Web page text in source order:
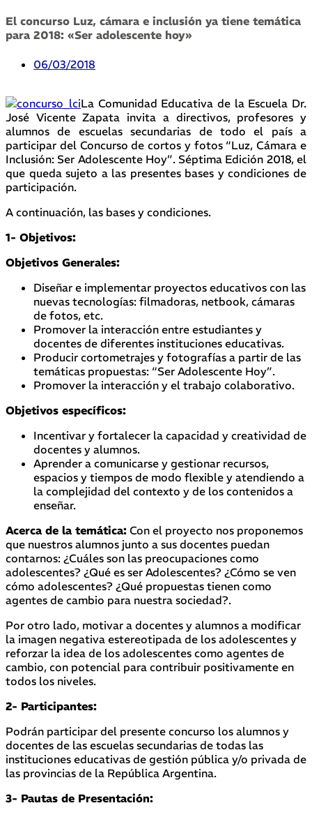
El concurso Luz, cámara e inclusión ya tiene temática
para 2018: «Ser adolescente hoy»
06/03/2018
La Comunidad Educativa de la Escuela Dr.
José Vicente Zapata invita a directivos, profesores y
alumnos de escuelas secundarias de todo el país a
participar del Concurso de cortos y fotos “Luz, Cámara e
Inclusión: Ser Adolescente Hoy”. Séptima Edición 2018, el
que queda sujeto a las presentes bases y condiciones de
participación.
A continuación, las bases y condiciones.
1- Objetivos:
Objetivos Generales:
Diseñar e implementar proyectos educativos con las
nuevas tecnologías: filmadoras, netbook, cámaras
de fotos, etc.
Promover la interacción entre estudiantes y
docentes de diferentes instituciones educativas.
Producir cortometrajes y fotografías a partir de las
temáticas propuestas: “Ser Adolescente Hoy”.
Promover la interacción y el trabajo colaborativo.
Objetivos específicos:
Incentivar y fortalecer la capacidad y creatividad de
docentes y alumnos.
Aprender a comunicarse y gestionar recursos,
espacios y tiempos de modo flexible y atendiendo a
la complejidad del contexto y de los contenidos a
enseñar.
Acerca de la temática: Con el proyecto nos proponemos
que nuestros alumnos junto a sus docentes puedan
contarnos: ¿Cuáles son las preocupaciones como
adolescentes? ¿Qué es ser Adolescentes? ¿Cómo se ven
cómo adolescentes? ¿Qué propuestas tienen como
agentes de cambio para nuestra sociedad?.
Por otro lado, motivar a docentes y alumnos a modificar
la imagen negativa estereotipada de los adolescentes y
reforzar la idea de los adolescentes como agentes de
cambio, con potencial para contribuir positivamente en
todos los niveles.
2- Participantes:
Podrán participar del presente concurso los alumnos y
docentes de las escuelas secundarias de todas las
instituciones educativas de gestión pública y/o privada de
las provincias de la República Argentina.
3- Pautas de Presentación: